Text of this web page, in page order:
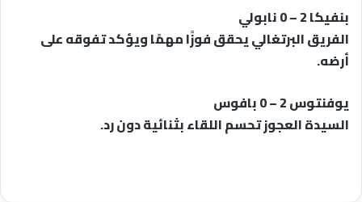
بنفيكا 2 – 0 نابولي
الفريق البرتغالي يحقق فوزًا مهمًا ويؤكد تفوقه على
أرضه.
يوفنتوس 2 – 0 بافوس
السيدة العجوز تحسم اللقاء بثنائية دون رد.